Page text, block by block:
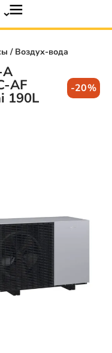
/ Воздух-вода
AF
190L
-20%